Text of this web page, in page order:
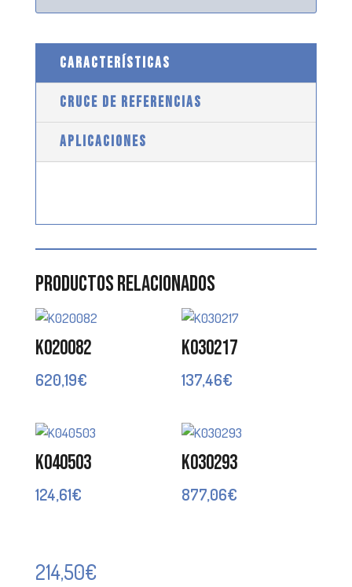
CARACTERÍSTICAS
CRUCE DE REFERENCIAS
APLICACIONES
Productos relacionados
K020082
620,19€
K030217
137,46€
K040503
124,61€
K030293
877,06€
214,50€